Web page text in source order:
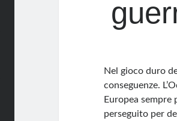
Nel gioco duro
conseguenze.
Europea
perseguito per